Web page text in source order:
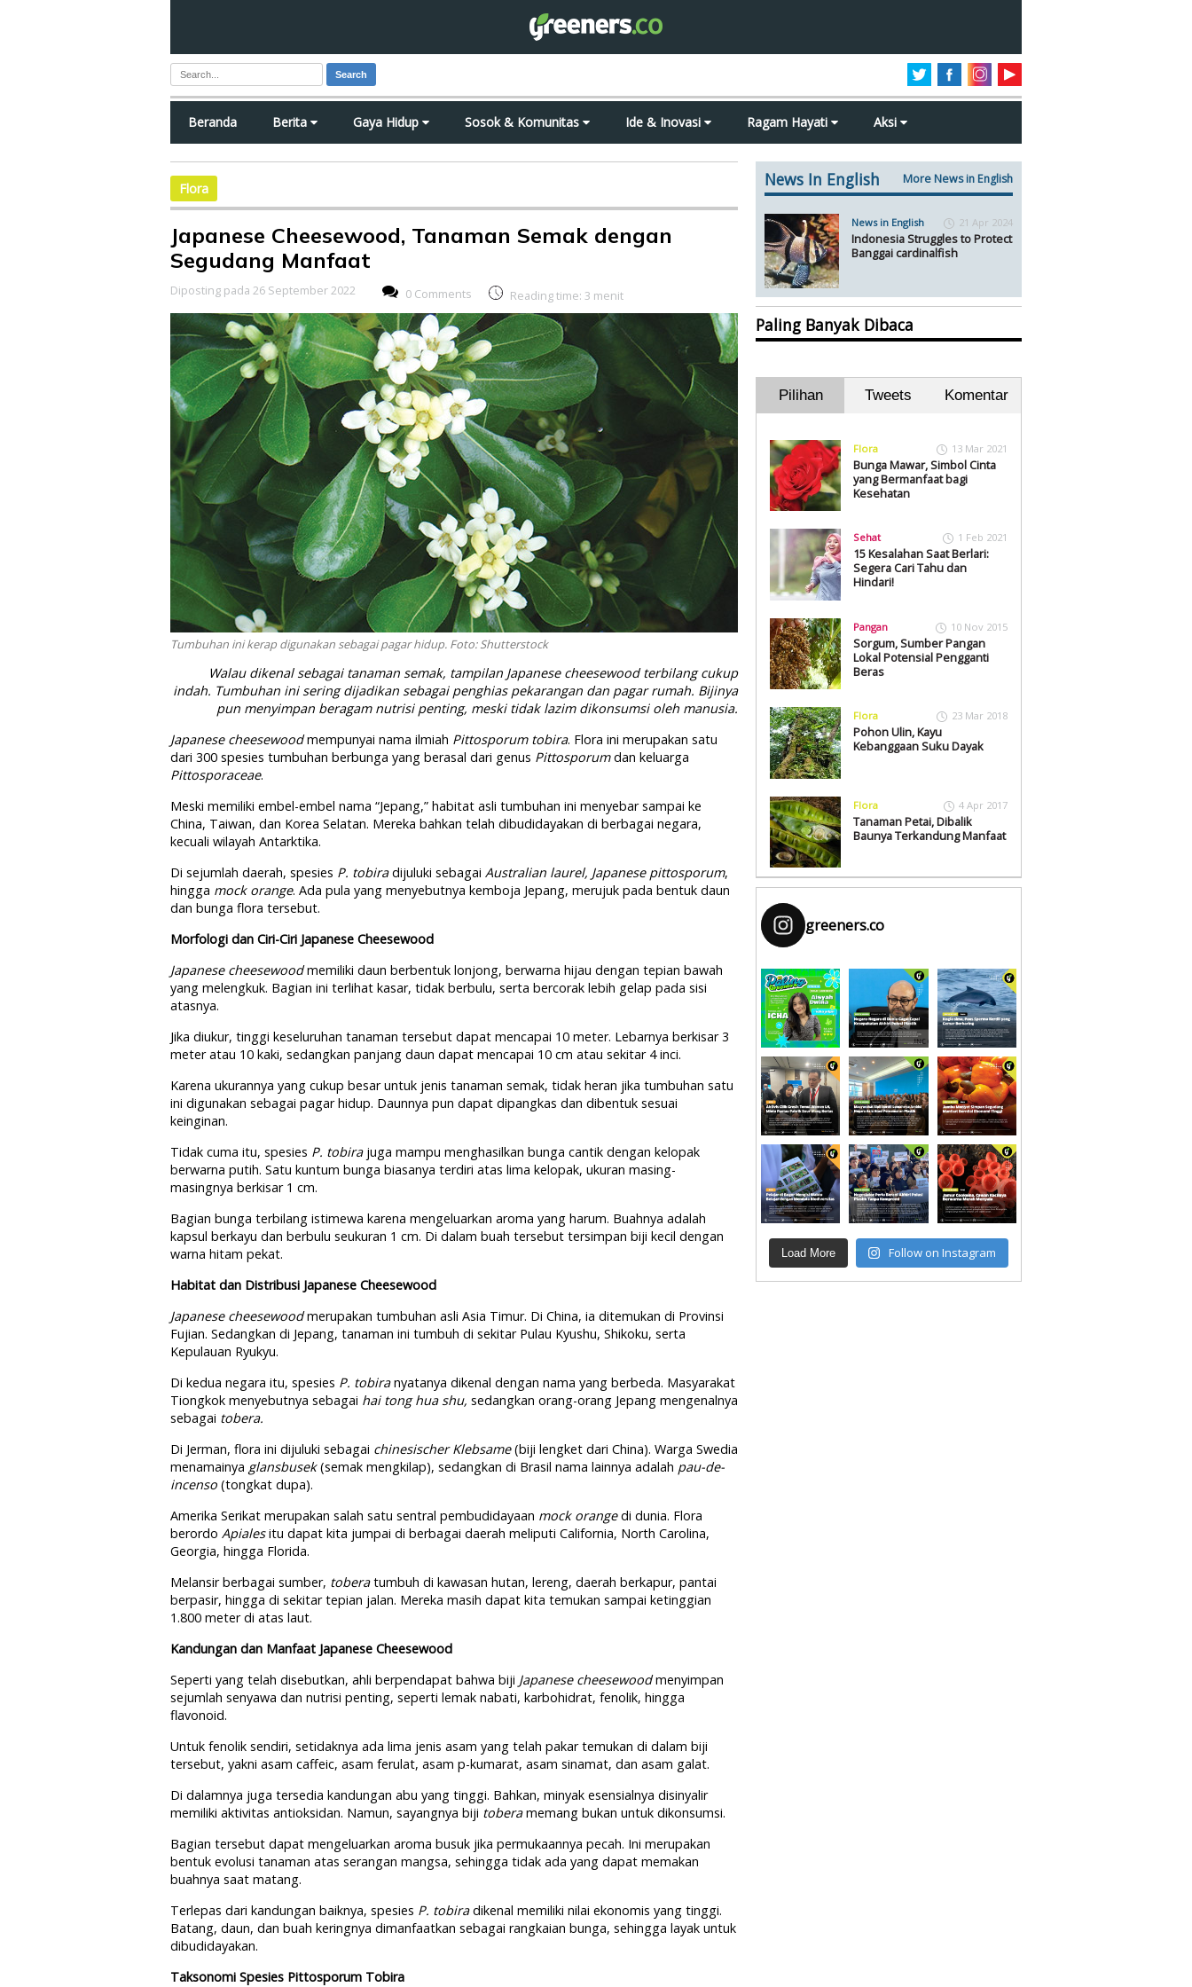
Search
Beranda Berita Gaya Hidup Sosok & Komunitas Ide & Inovasi Ragam Hayati Aksi
Flora
Japanese Cheesewood, Tanaman Semak dengan
Segudang Manfaat
Diposting pada 26 September 2022 0 Comments Reading time: 3 menit
Tumbuhan ini kerap digunakan sebagai pagar hidup. Foto: Shutterstock
Walau dikenal sebagai tanaman semak, tampilan Japanese cheesewood terbilang cukup
indah. Tumbuhan ini sering dijadikan sebagai penghias pekarangan dan pagar rumah. Bijinya
pun menyimpan beragam nutrisi penting, meski tidak lazim dikonsumsi oleh manusia.
Japanese cheesewoodmempunyai nama ilmiah Pittosporum tobira. Flora ini merupakan satu
dari 300 spesies tumbuhan berbunga yang berasal dari genus Pittosporumdan keluarga
Pittosporaceae.
Meski memiliki embel-embel nama “Jepang,” habitat asli tumbuhan ini menyebar sampai ke
China, Taiwan, dan Korea Selatan. Mereka bahkan telah dibudidayakan di berbagai negara,
kecuali wilayah Antarktika.
Di sejumlah daerah, spesies P. tobiradijuluki sebagai Australian laurel, Japanese pittosporum,
hingga mock orange. Ada pula yang menyebutnya kemboja Jepang, merujuk pada bentuk daun
dan bunga flora tersebut.
Morfologi dan Ciri-Ciri Japanese Cheesewood
Japanese cheesewoodmemiliki daun berbentuk lonjong, berwarna hijau dengan tepian bawah
yang melengkuk. Bagian ini terlihat kasar, tidak berbulu, serta bercorak lebih gelap pada sisi
atasnya.
Jika diukur, tinggi keseluruhan tanaman tersebut dapat mencapai 10 meter. Lebarnya berkisar 3
meter atau 10 kaki, sedangkan panjang daun dapat mencapai 10 cm atau sekitar 4 inci.
Karena ukurannya yang cukup besar untuk jenis tanaman semak, tidak heran jika tumbuhan satu
ini digunakan sebagai pagar hidup. Daunnya pun dapat dipangkas dan dibentuk sesuai
keinginan.
Tidak cuma itu, spesies P. tobira juga mampu menghasilkan bunga cantik dengan kelopak
berwarna putih. Satu kuntum bunga biasanya terdiri atas lima kelopak, ukuran masing-
masingnya berkisar 1 cm.
Bagian bunga terbilang istimewa karena mengeluarkan aroma yang harum. Buahnya adalah
kapsul berkayu dan berbulu seukuran 1 cm. Di dalam buah tersebut tersimpan biji kecil dengan
warna hitam pekat.
Habitat dan Distribusi Japanese Cheesewood
Japanese cheesewoodmerupakan tumbuhan asli Asia Timur. Di China, ia ditemukan di Provinsi
Fujian. Sedangkan di Jepang, tanaman ini tumbuh di sekitar Pulau Kyushu, Shikoku, serta
Kepulauan Ryukyu.
Di kedua negara itu, spesies P. tobiranyatanya dikenal dengan nama yang berbeda. Masyarakat
Tiongkok menyebutnya sebagai hai tong hua shu, sedangkan orang-orang Jepang mengenalnya
sebagai tobera.
Di Jerman, flora ini dijuluki sebagai chinesischer Klebsame(biji lengket dari China). Warga Swedia
menamainya glansbusek(semak mengkilap), sedangkan di Brasil nama lainnya adalah pau-de-
incenso (tongkat dupa).
Amerika Serikat merupakan salah satu sentral pembudidayaan mock orangedi dunia. Flora
berordo Apialesitu dapat kita jumpai di berbagai daerah meliputi California, North Carolina,
Georgia, hingga Florida.
Melansir berbagai sumber, toberatumbuh di kawasan hutan, lereng, daerah berkapur, pantai
berpasir, hingga di sekitar tepian jalan. Mereka masih dapat kita temukan sampai ketinggian
1.800 meter di atas laut.
Kandungan dan Manfaat Japanese Cheesewood
Seperti yang telah disebutkan, ahli berpendapat bahwa biji Japanese cheesewoodmenyimpan
sejumlah senyawa dan nutrisi penting, seperti lemak nabati, karbohidrat, fenolik, hingga
flavonoid.
Untuk fenolik sendiri, setidaknya ada lima jenis asam yang telah pakar temukan di dalam biji
tersebut, yakni asam caffeic, asam ferulat, asam p-kumarat, asam sinamat, dan asam galat.
Di dalamnya juga tersedia kandungan abu yang tinggi. Bahkan, minyak esensialnya disinyalir
memiliki aktivitas antioksidan. Namun, sayangnya biji toberamemang bukan untuk dikonsumsi.
Bagian tersebut dapat mengeluarkan aroma busuk jika permukaannya pecah. Ini merupakan
bentuk evolusi tanaman atas serangan mangsa, sehingga tidak ada yang dapat memakan
buahnya saat matang.
Terlepas dari kandungan baiknya, spesies P. tobiradikenal memiliki nilai ekonomis yang tinggi.
Batang, daun, dan buah keringnya dimanfaatkan sebagai rangkaian bunga, sehingga layak untuk
dibudidayakan.
Taksonomi Spesies Pittosporum Tobira
News In English More News in English
News in English 21 Apr 2024
Indonesia Struggles to Protect
Banggai cardinalfish
Paling Banyak Dibaca
Pilihan Tweets Komentar
Flora 13 Mar 2021
Bunga Mawar, Simbol Cinta
yang Bermanfaat bagi
Kesehatan
Sehat 1 Feb 2021
15 Kesalahan Saat Berlari:
Segera Cari Tahu dan
Hindari!
Pangan 10 Nov 2015
Sorgum, Sumber Pangan
Lokal Potensial Pengganti
Beras
Flora 23 Mar 2018
Pohon Ulin, Kayu
Kebanggaan Suku Dayak
Flora 4 Apr 2017
Tanaman Petai, Dibalik
Baunya Terkandung Manfaat
greeners.co
Load More Follow on Instagram